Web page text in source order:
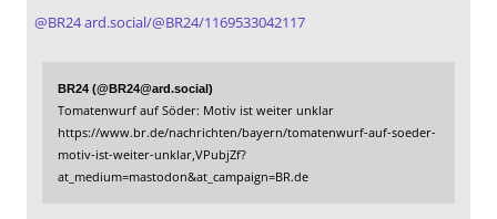
@BR24ard.social/@BR24/1169533042117
BR24 (@BR24@ard.social)
Tomatenwurf auf Söder: Motiv ist weiter unklar
https://www.br.de/nachrichten/bayern/tomatenwurf-auf-soeder-
motiv-ist-weiter-unklar,VPubjZf?
at_medium=mastodon&at_campaign=BR.de